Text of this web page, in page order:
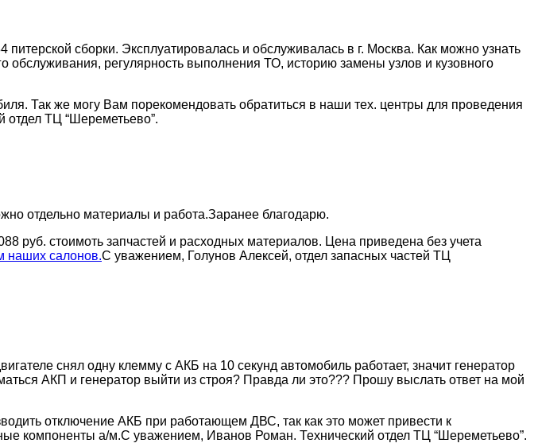
сборки. Эксплуатировалась и обслуживалась в г. Москва. Как можно узнать
регулярность выполнения ТО, историю замены узлов и кузовного
Так же могу Вам порекомендовать обратиться в наши тех. центры для проведения
отдел ТЦ “Шереметьево”.
отдельно материалы и работа.Заранее благодарю.
руб. стоимоть запчастей и расходных материалов. Цена приведена без учета
наших салонов.С уважением, Голунов Алексей, отдел запасных частей ТЦ
снял одну клемму с АКБ на 10 секунд автомобиль работает, значит генератор
АКП и генератор выйти из строя? Правда ли это??? Прошу выслать ответ на мой
отключение АКБ при работающем ДВС, так как это может привести к
компоненты а/м.С уважением, Иванов Роман. Технический отдел ТЦ “Шереметьево”.